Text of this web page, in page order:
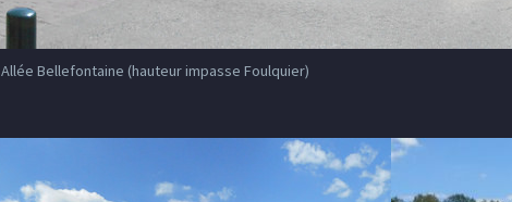
Allée Bellefontaine (hauteur impasse Foulquier)